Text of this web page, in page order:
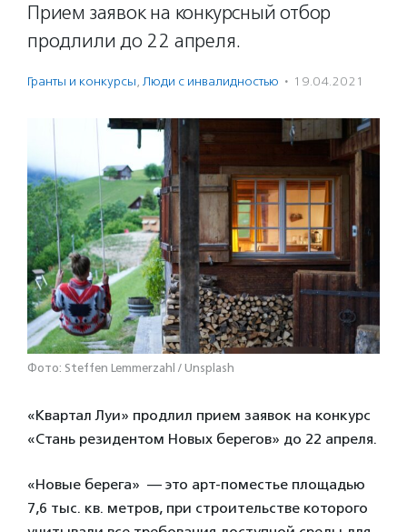
Прием заявок на конкурсный отбор
продлили до 22 апреля.
Гранты и конкурсы, Люди с инвалидностью · 19.04.2021
Фото: Steffen Lemmerzahl / Unsplash
«Квартал Луи» продлил прием заявок на конкурс
«Стань резидентом Новых берегов» до 22 апреля.
«Новые берега» — это арт-поместье площадью
7,6 тыс. кв. метров, при строительстве которого